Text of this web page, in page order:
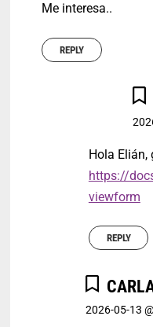
Me interesa..
REPLY
Hola Elián,
https://
viewform
REPLY
2026-05-13